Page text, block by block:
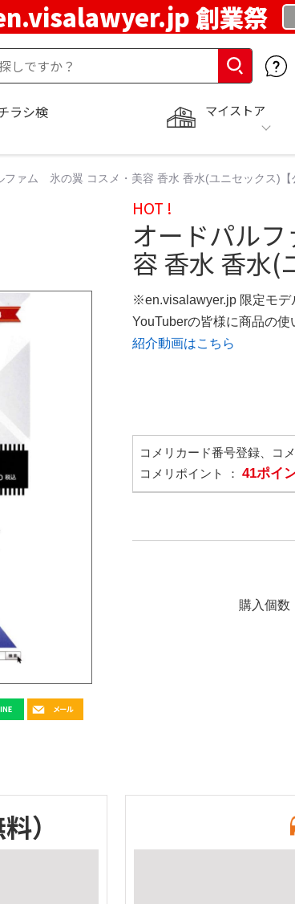
創業祭
マイストア
ラシ検
ファム 氷の翼 コスメ・美容 香水 香水(ユニセックス)【
HOT !
オードパル
容 香水 香水(
※en.visalawyer.jp 限定モデ
YouTuberの皆様に商品の使
紹介動画はこちら
コメリカード番号登録、コ
コメリポイント ： 41ポイ
購入個数
）